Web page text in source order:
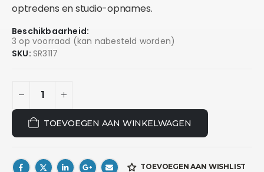
optredens en studio-opnames.
Beschikbaarheid:
3 op voorraad (kan nabesteld worden)
SKU: SR3117
TOEVOEGEN AAN WINKELWAGEN
TOEVOEGEN AAN WISHLIST